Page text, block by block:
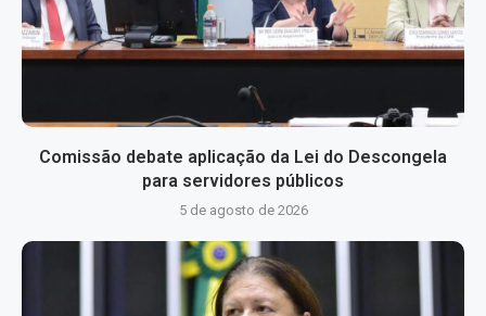
Comissão debate aplicação da Lei do Descongela
para servidores públicos
5 de agosto de 2026